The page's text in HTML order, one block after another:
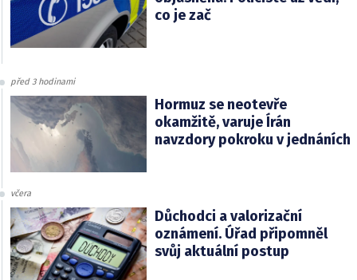
co je zač
před 3 hodinami
Hormuz se neotevře
okamžitě, varuje Írán
navzdory pokroku v jednáních
včera
Důchodci a valorizační
oznámení. Úřad připomněl
svůj aktuální postup